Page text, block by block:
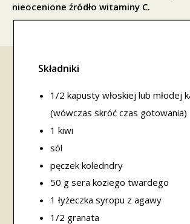
nieocenione źródło witaminy C.
Składniki
1/2 kapusty włoskiej lub młodej
(wówczas skróć czas gotowania)
1 kiwi
sól
pęczek koledndry
50 g sera koziego twardego
1 łyżeczka syropu z agawy
1/2 granata